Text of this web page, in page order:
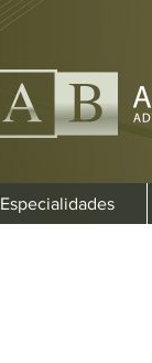
Especialidades